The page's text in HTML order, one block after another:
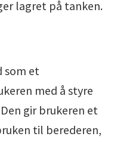
lagret på tanken.
som et
med å styre
gir brukeren et
til berederen,